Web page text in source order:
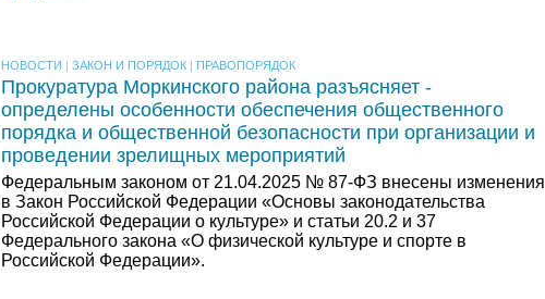
НОВОСТИ | ЗАКОН И ПОРЯДОК | ПРАВОПОРЯДОК
Прокуратура Моркинского района разъясняет -
определены особенности обеспечения общественного
порядка и общественной безопасности при организации и
проведении зрелищных мероприятий
Федеральным законом от 21.04.2025 № 87-ФЗ внесены изменения
в Закон Российской Федерации «Основы законодательства
Российской Федерации о культуре» и статьи 20.2 и 37
Федерального закона «О физической культуре и спорте в
Российской Федерации».